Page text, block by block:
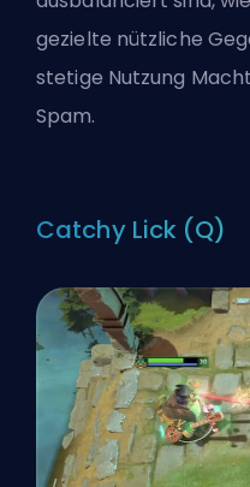
gezielte nützliche
stetige Nutzung
Spam.
Catchy Lick (Q)